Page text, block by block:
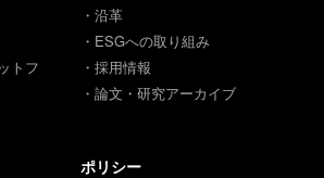
トフ
・沿革
・ESGへの取り組み
・採用情報
・論文・研究アーカイブ
ポリシー